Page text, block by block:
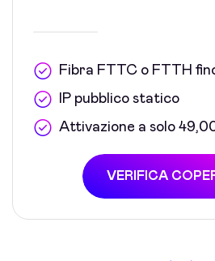
Fibra FTTC o FTTH
IP pubblico statico
Attivazione a solo
VERIFICA